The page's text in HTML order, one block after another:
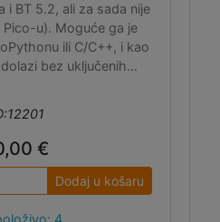
i BT 5.2, ali za sada nije
Pico-u). Moguće ga je
ili C/C++, i kao
bez uključenih
€
Dodaj u košaru
4